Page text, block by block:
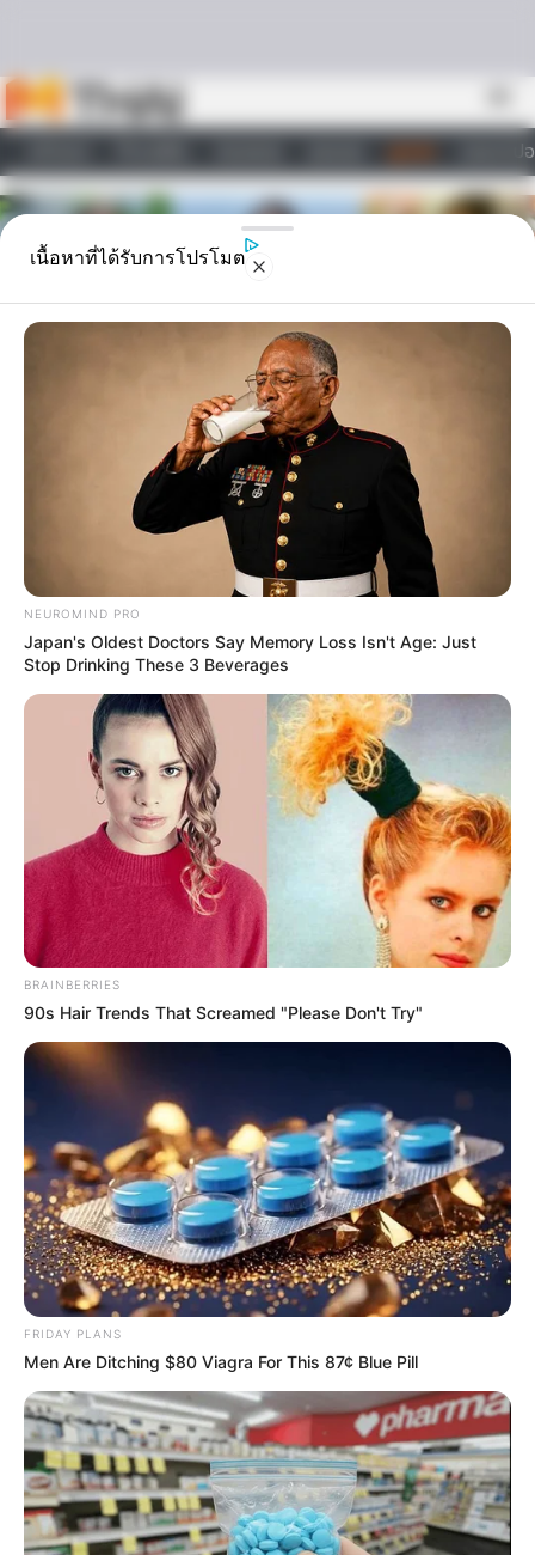
วอลเปเ
ไลฟ์สไตล์
สีมงคล
สีมงคลประจำวัน วันศุกร์ ที่
25 พฤศจิกายน 2565
สีมงคลประจำวัน วันศุกร์ ที่ 25 พฤศจิกายน 2565 สีขาวนวล ครีม
บรอนซ์เงิน เสริมอำนาจวาสนาบารมี สีชมพู บานเย็น ดีทางการเงิน
และโชคลาภ สีแสด ส้ม เหลืองแก่ ดีทางคนรักใคร่สนับสนุน
Home/สีมงคล/ สีมงคลประจำวัน วันศุกร์ ที่ 25 พฤศจิกายน 2565
สีมงคล|
แบ่งปัน
เนื้อหาที่ได้รับการโปรโมต
NEUROMIND PRO
Japan's Oldest Doctors Say Memory Loss Isn't Age: Just
Stop Drinking These 3 Beverages
BRAINBERRIES
90s Hair Trends That Screamed "Please Don't Try"
FRIDAY PLANS
Men Are Ditching $80 Viagra For This 87¢ Blue Pill